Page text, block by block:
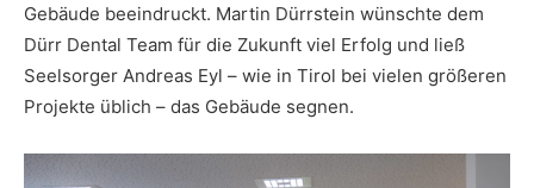
Gebäude beeindruckt. Martin Dürrstein wünschte dem
Dürr Dental Team für die Zukunft viel Erfolg und ließ
Seelsorger Andreas Eyl – wie in Tirol bei vielen größeren
Projekte üblich – das Gebäude segnen.